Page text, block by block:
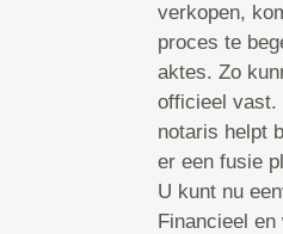
verkopen,
proces te
aktes. Zo
officieel vast.
notaris helpt
er een fusie
U kunt nu
Financieel